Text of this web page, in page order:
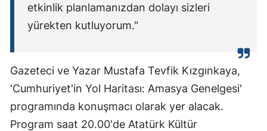
etkinlik planlamanızdan dolayı sizleri
yürekten kutluyorum."
Gazeteci ve Yazar Mustafa Tevfik Kızgınkaya,
'Cumhuriyet'in Yol Haritası: Amasya Genelgesi'
programında konuşmacı olarak yer alacak.
Program saat 20.00'de Atatürk Kültür